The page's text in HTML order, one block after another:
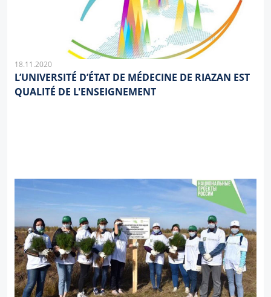
18.11.2020
L’UNIVERSITÉ D’ÉTAT DE MÉDECINE DE RIAZAN EST
QUALITÉ DE L'ENSEIGNEMENT